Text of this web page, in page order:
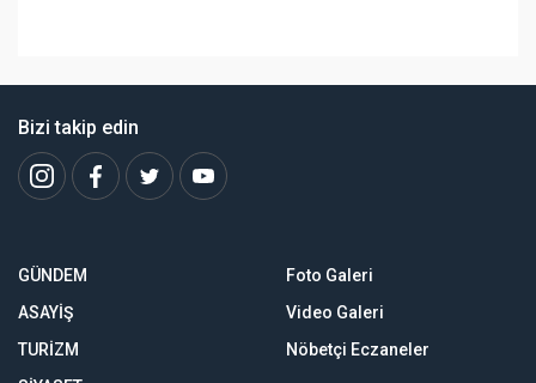
Bizi takip edin
GÜNDEM
ASAYİŞ
TURİZM
Foto Galeri
Video Galeri
Nöbetçi Eczaneler